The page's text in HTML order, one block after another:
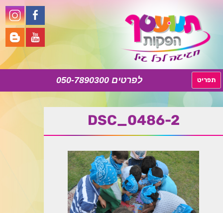
050-7890300 תפריט
לתוכן
DSC_0486-2